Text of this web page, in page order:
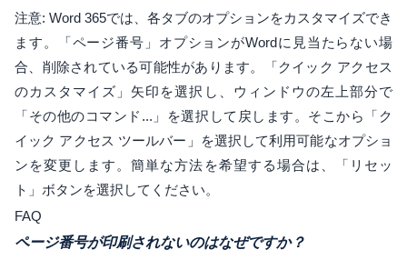
注意: Word 365では、各タブのオプションをカスタマイズでき
ます。「ページ番号」オプションがWordに見当たらない場
合、削除されている可能性があります。「クイック アクセス
のカスタマイズ」矢印を選択し、ウィンドウの左上部分で
「その他のコマンド...」を選択して戻します。そこから「ク
イック アクセス ツールバー」を選択して利用可能なオプショ
ンを変更します。簡単な方法を希望する場合は、「リセッ
ト」ボタンを選択してください。
FAQ
ページ番号が印刷されないのはなぜですか？